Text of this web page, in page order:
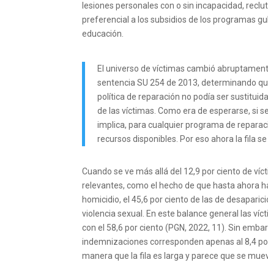
lesiones personales con o sin incapacidad,
preferencial a los subsidios de los programas
educación.
El universo de víctimas cambió
sentencia SU 254 de 2013, determinando
política de reparación no podía ser
de las víctimas. Como era de esperarse, si
implica, para cualquier programa de
recursos disponibles. Por eso ahora la fila
Cuando se ve más allá del 12,9 por ciento de
relevantes, como el hecho de que hasta ahora
homicidio, el 45,6 por ciento de las de
violencia sexual. En este balance general las
con el 58,6 por ciento (PGN, 2022, 11). Sin
indemnizaciones corresponden apenas al 8,4
manera que la fila es larga y parece que se